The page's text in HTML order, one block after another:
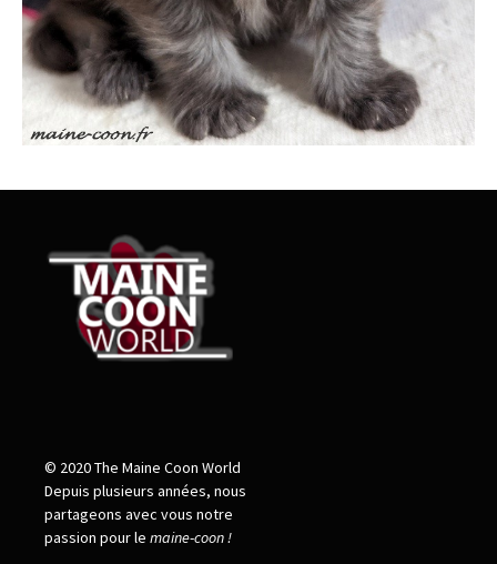
© 2020 The Maine Coon World
Depuis plusieurs années, nous
partageons avec vous notre
passion pour le maine-coon !